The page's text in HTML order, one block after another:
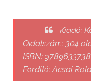
Kiadó:
Oldalszám: 304
ISBN:
Fordító: Acsai